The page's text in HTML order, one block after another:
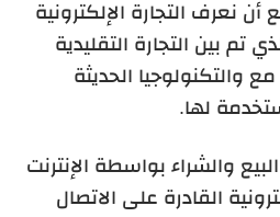
نعرف التجارة الإلكترونية
تم بين التجارة التقليدية
والتكنولوجيا الحديثة
لها.
والشراء بواسطة الإنترنت
القادرة على الاتصال